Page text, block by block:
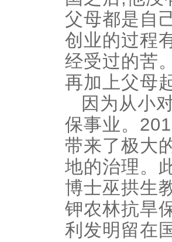
父母都是自
创业的过程
经受过的苦
再加上父母
因为从小
保事业。
带来了极大
地的治理。
博士巫拱生
钾农林抗旱
利发明留在